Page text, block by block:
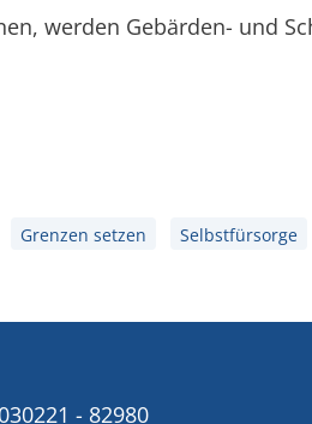
werden Gebärden- und
Grenzen setzen Selbstfürsorge
030221 - 82980